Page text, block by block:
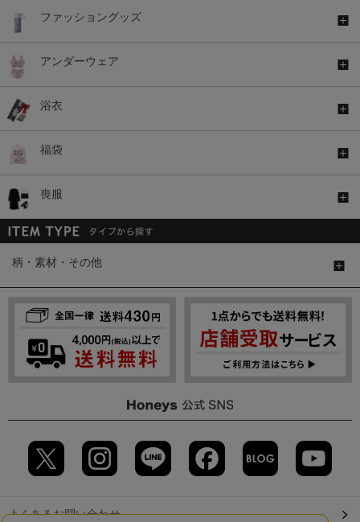
ファッショングッズ
アンダーウェア
浴衣
福袋
喪服
柄・素材・その他
よくあるお問い合わせ